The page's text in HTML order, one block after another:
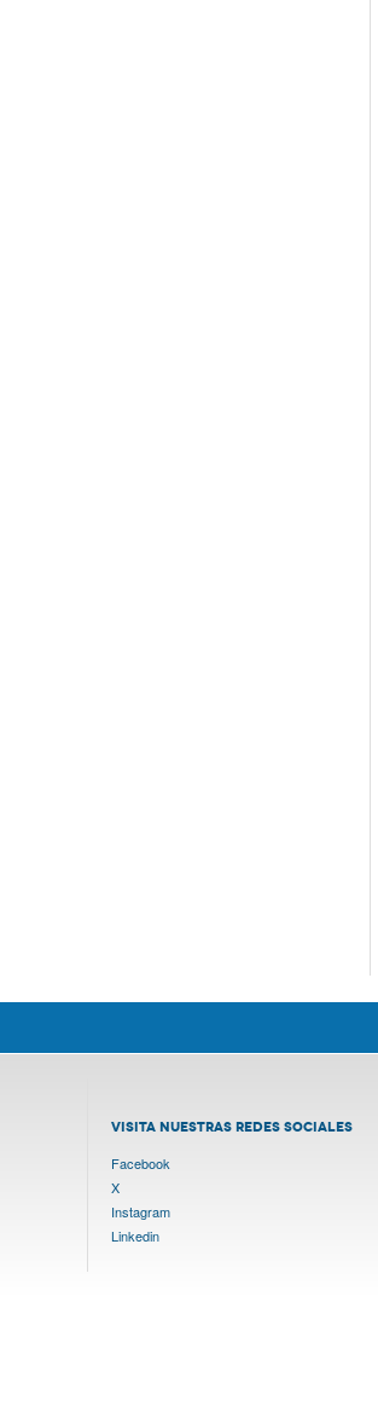
VISITA NUESTRAS REDES SOCIALES
Facebook
X
Instagram
Linkedin